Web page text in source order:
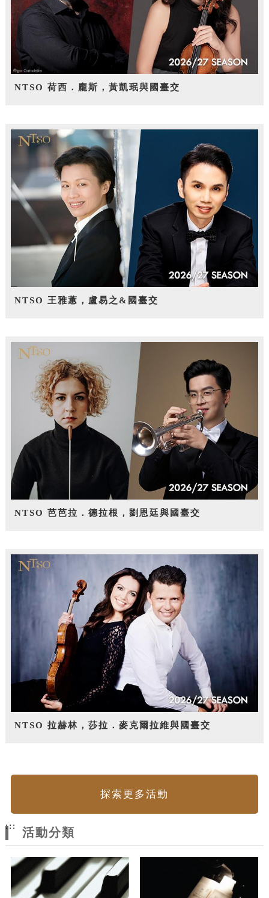
NTSO 荷西．龐斯，黃凱珉與國臺交
NTSO 王雅蕙，盧易之&國臺交
NTSO 芭芭拉．德拉根，劉恩廷與國臺交
NTSO 拉赫林，莎拉．麥克爾拉維與國臺交
探索更多活動
:::
活動分類